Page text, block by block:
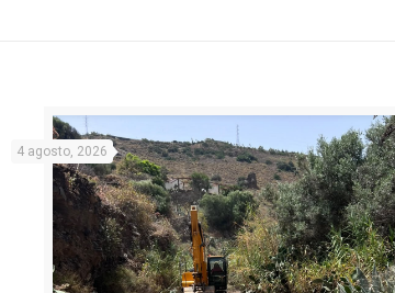
4 agosto, 2026